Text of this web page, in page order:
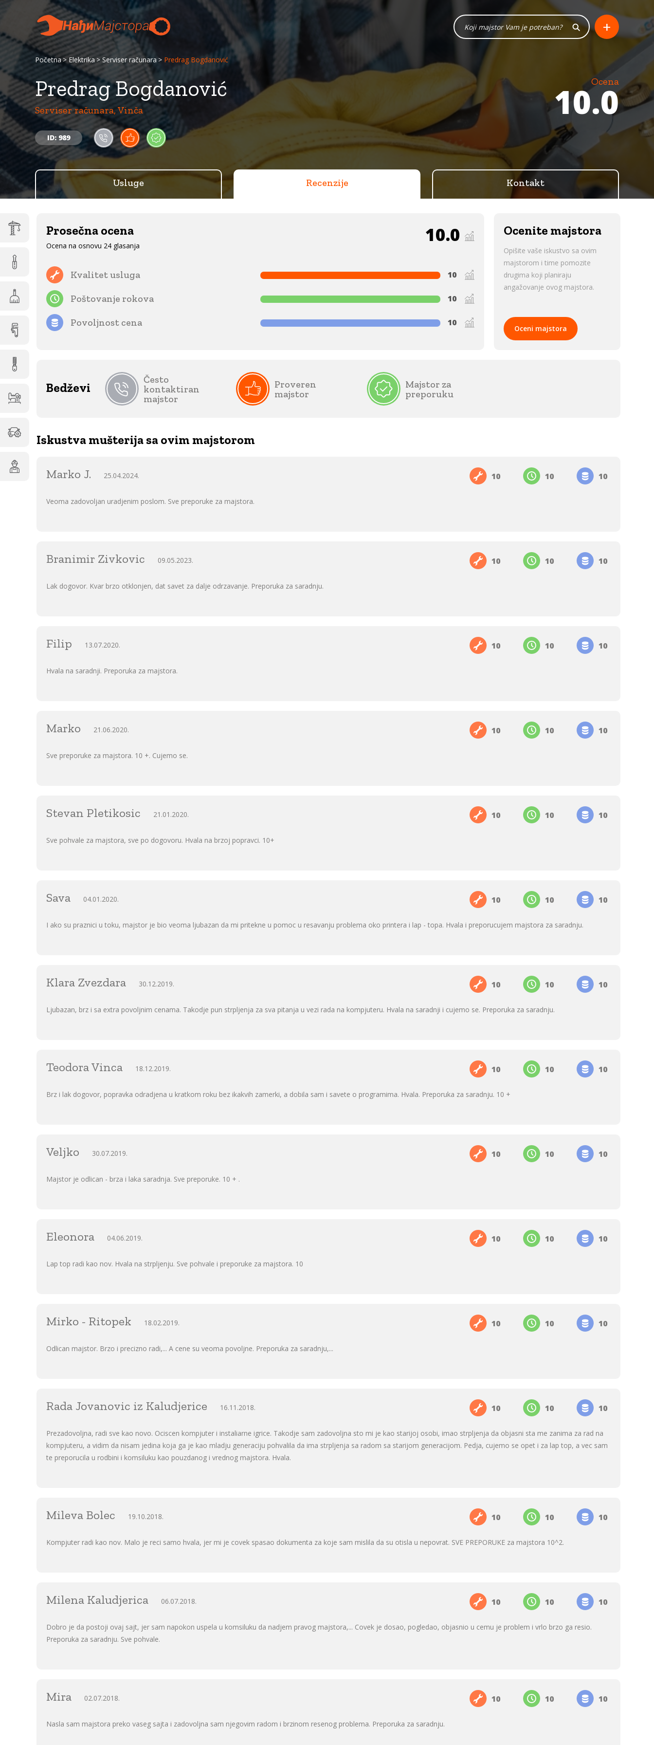
Početna Elektrika Serviser računara Predrag Bogdanović
Predrag Bogdanović
Serviser računara, Vinča
ID: 989
Ocena
10.0
+
Usluge Recenzije Kontakt
Prosečna ocena
Ocena na osnovu 24 glasanja 10.0
Kvalitet usluga 10
Poštovanje rokova 10
Povoljnost cena 10
Ocenite majstora
Opišite vaše iskustvo sa ovim
majstorom i time pomozite
drugima koji planiraju
angažovanje ovog majstora.
Oceni majstora
Bedževi
Često
kontaktiran
majstor
Proveren
majstor
Majstor za
preporuku
Iskustva mušterija sa ovim majstorom
Marko J. 25.04.2024. 10 10 10
Veoma zadovoljan uradjenim poslom. Sve preporuke za majstora.
Branimir Zivkovic 09.05.2023. 10 10 10
Lak dogovor. Kvar brzo otklonjen, dat savet za dalje odrzavanje. Preporuka za saradnju.
Filip 13.07.2020. 10 10 10
Hvala na saradnji. Preporuka za majstora.
Marko 21.06.2020. 10 10 10
Sve preporuke za majstora. 10 +. Cujemo se.
Stevan Pletikosic 21.01.2020. 10 10 10
Sve pohvale za majstora, sve po dogovoru. Hvala na brzoj popravci. 10+
Sava 04.01.2020. 10 10 10
I ako su praznici u toku, majstor je bio veoma ljubazan da mi pritekne u pomoc u resavanju problema oko printera i lap - topa. Hvala i preporucujem majstora za saradnju.
Klara Zvezdara 30.12.2019. 10 10 10
Ljubazan, brz i sa extra povoljnim cenama. Takodje pun strpljenja za sva pitanja u vezi rada na kompjuteru. Hvala na saradnji i cujemo se. Preporuka za saradnju.
Teodora Vinca 18.12.2019. 10 10 10
Brz i lak dogovor, popravka odradjena u kratkom roku bez ikakvih zamerki, a dobila sam i savete o programima. Hvala. Preporuka za saradnju. 10 +
Veljko 30.07.2019. 10 10 10
Majstor je odlican - brza i laka saradnja. Sve preporuke. 10 + .
Eleonora 04.06.2019. 10 10 10
Lap top radi kao nov. Hvala na strpljenju. Sve pohvale i preporuke za majstora. 10
Mirko - Ritopek 18.02.2019. 10 10 10
Odlican majstor. Brzo i precizno radi,... A cene su veoma povoljne. Preporuka za saradnju,...
Rada Jovanovic iz Kaludjerice 16.11.2018. 10 10 10
Prezadovoljna, radi sve kao novo. Ociscen kompjuter i instaliarne igrice. Takodje sam zadovoljna sto mi je kao starijoj osobi, imao strpljenja da objasni sta me zanima za rad na
kompjuteru, a vidim da nisam jedina koja ga je kao mladju generaciju pohvalila da ima strpljenja sa radom sa starijom generacijom. Pedja, cujemo se opet i za lap top, a vec sam
te preporucila u rodbini i komsiluku kao pouzdanog i vrednog majstora. Hvala.
Mileva Bolec 19.10.2018. 10 10 10
Kompjuter radi kao nov. Malo je reci samo hvala, jer mi je covek spasao dokumenta za koje sam mislila da su otisla u nepovrat. SVE PREPORUKE za majstora 10^2.
Milena Kaludjerica 06.07.2018. 10 10 10
Dobro je da postoji ovaj sajt, jer sam napokon uspela u komsiluku da nadjem pravog majstora,... Covek je dosao, pogledao, objasnio u cemu je problem i vrlo brzo ga resio.
Preporuka za saradnju. Sve pohvale.
Mira 02.07.2018. 10 10 10
Nasla sam majstora preko vaseg sajta i zadovoljna sam njegovim radom i brzinom resenog problema. Preporuka za saradnju.